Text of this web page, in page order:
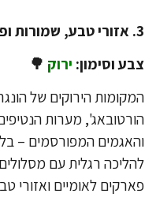
וסימון:ירוק🌳
הירוקים של
מערות הנטיפים
המפורסמים – בלטון,
רגלית עם מסלולים,
לאומיים ואזורי טבע